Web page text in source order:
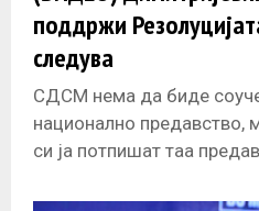
поддржи
следува
СДСМ нема да биде
национално предавство,
си ја потпишат таа